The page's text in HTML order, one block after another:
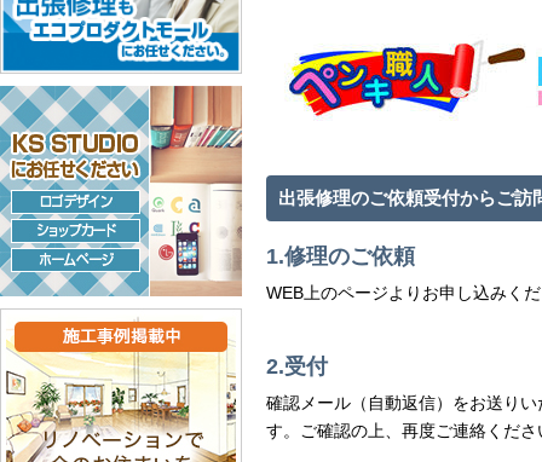
出張修理のご依頼受付からご訪
1.修理のご依頼
WEB上のページよりお申し込みく
2.受付
確認メール（自動返信）をお送り
す。ご確認の上、再度ご連絡くださ